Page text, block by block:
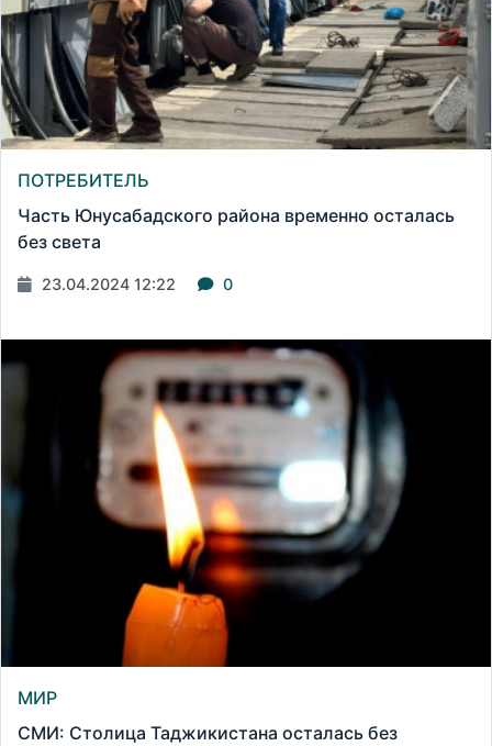
ПОТРЕБИТЕЛЬ
Часть Юнусабадского района временно осталась
без света
23.04.2024 12:22 0
МИР
СМИ: Столица Таджикистана осталась без